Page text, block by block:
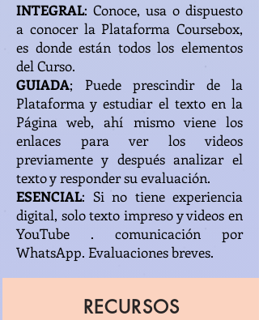
INTEGRAL: Conoce, usa o dispuesto
a conocer la Plataforma Coursebox,
es donde están todos los elementos
del Curso.
GUIADA; Puede prescindir de la
Plataforma y estudiar el texto en la
Página web, ahí mismo viene los
enlaces para ver los videos
previamente y después analizar el
texto y responder su evaluación.
ESENCIAL: Si no tiene experiencia
digital, solo texto impreso y videos en
YouTube . comunicación por
WhatsApp. Evaluaciones breves.
RECURSOS